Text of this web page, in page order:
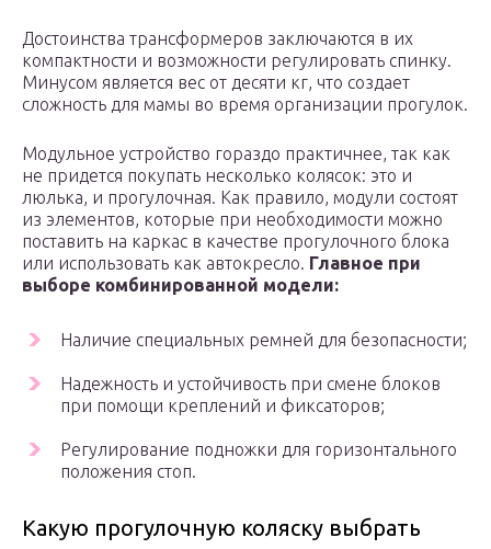
Достоинства трансформеров заключаются в их
компактности и возможности регулировать спинку.
Минусом является вес от десяти кг, что создает
сложность для мамы во время организации прогулок.
Модульное устройство гораздо практичнее, так как
не придется покупать несколько колясок: это и
люлька, и прогулочная. Как правило, модули состоят
из элементов, которые при необходимости можно
поставить на каркас в качестве прогулочного блока
или использовать как автокресло. Главное при
выборе комбинированной модели:
Наличие специальных ремней для безопасности;
Надежность и устойчивость при смене блоков
при помощи креплений и фиксаторов;
Регулирование подножки для горизонтального
положения стоп.
Какую прогулочную коляску выбрать